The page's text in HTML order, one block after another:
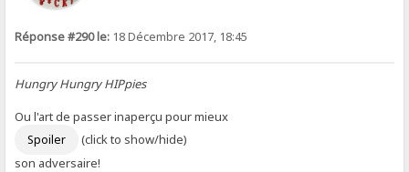
Réponse #290 le: 18 Décembre 2017, 18:45
Hungry Hungry HIPpies
Ou l'art de passer inaperçu pour mieux
(click to show/hide)
son adversaire!